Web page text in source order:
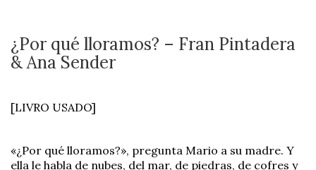
¿Por qué lloramos? – Fran Pintadera
& Ana Sender
[LIVRO USADO]
«¿Por qué lloramos?», pregunta Mario a su madre. Y
ella le habla de nubes, del mar, de piedras, de cofres y